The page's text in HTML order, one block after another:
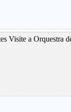
a Orquestra